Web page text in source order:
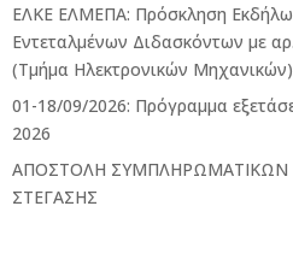
ΕΛΚΕ ΕΛΜΕΠΑ: Πρόσκληση
Εντεταλμένων Διδασκόντων με
(Τμήμα Ηλεκτρονικών Μηχανικών)
01-18/09/2026: Πρόγραμμα
2026
ΑΠΟΣΤΟΛΗ ΣΥΜΠΛΗΡΩΜΑΤΙΚΩΝ
ΣΤΕΓΑΣΗΣ